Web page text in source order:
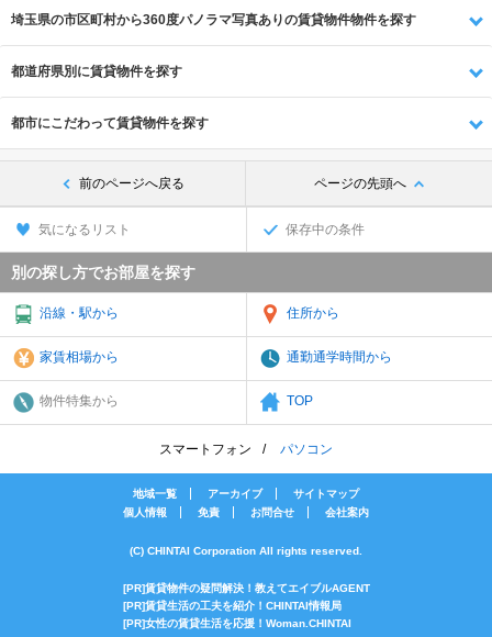
埼玉県の市区町村から360度パノラマ写真ありの賃貸物件物件を探す
都道府県別に賃貸物件を探す
都市にこだわって賃貸物件を探す
前のページへ戻る ページの先頭へ
気になるリスト 保存中の条件
別の探し方でお部屋を探す
沿線・駅から 住所から
家賃相場から 通勤通学時間から
物件特集から TOP
スマートフォン パソコン
地域一覧 アーカイブ
サイトマップ
個人情報
免責 お問合せ 会社案内
(C) CHINTAI Corporation All rights reserved.
[PR]賃貸物件の疑問解決！教えてエイブルAGENT
[PR]賃貸生活の工夫を紹介！CHINTAI情報局
[PR]女性の賃貸生活を応援！Woman.CHINTAI